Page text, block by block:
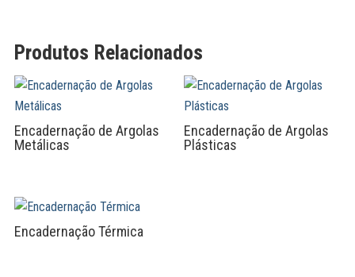
Produtos Relacionados
Encadernação de Argolas
Metálicas
Encadernação de Argolas
Plásticas
Encadernação Térmica